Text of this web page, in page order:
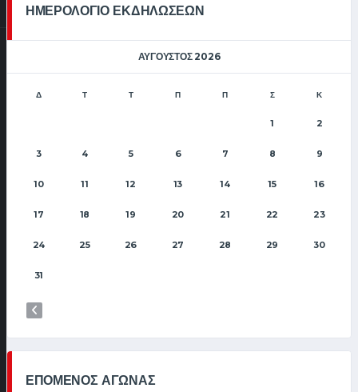
ΗΜΕΡΟΛΟΓΙΟ ΕΚΔΗΛΩΣΕΩΝ
ΑΎΓΟΥΣΤΟΣ 2026
Δ Τ Τ Π Π Σ Κ
1 2
3 4 5 6 7 8 9
10 11 12 13 14 15 16
17 18 19 20 21 22 23
24 25 26 27 28 29 30
31
ΕΠΟΜΕΝΟΣ ΑΓΩΝΑΣ